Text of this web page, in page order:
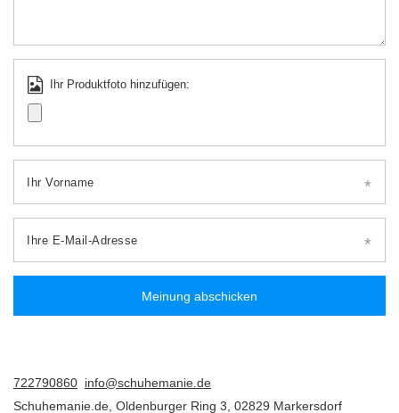
Ihr Produktfoto hinzufügen:
Ihr Vorname
Ihre E-Mail-Adresse
Meinung abschicken
722790860 info@schuhemanie.de
Schuhemanie.de Oldenburger Ring 3 02829 Markersdorf